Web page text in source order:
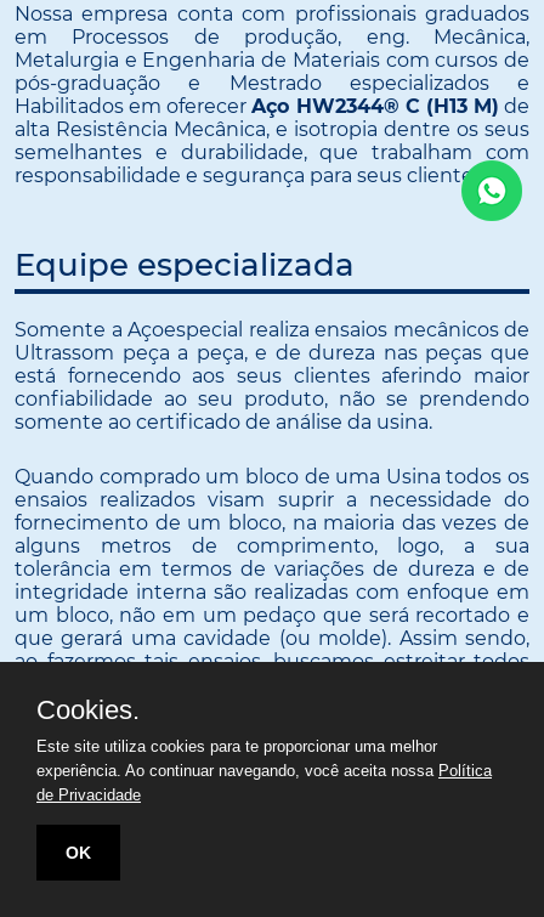
Nossa empresa conta com profissionais graduados
em Processos de produção, eng. Mecânica,
Metalurgia e Engenharia de Materiais com cursos de
pós-graduação e Mestrado especializados e
Habilitados em oferecerAço HW2344® C (H13 M) de
alta Resistência Mecânica, e isotropia dentre os seus
semelhantes e durabilidade, que trabalham com
responsabilidade e segurança para seus clientes.
Equipe especializada
Somente a Açoespecial realiza ensaios mecânicos de
Ultrassom peça a peça, e de dureza nas peças que
está fornecendo aos seus clientes aferindo maior
confiabilidade ao seu produto, não se prendendo
somente ao certificado de análise da usina.
Quando comprado um bloco de uma Usina todos os
ensaios realizados visam suprir a necessidade do
fornecimento de um bloco, na maioria das vezes de
alguns metros de comprimento, logo, a sua
tolerância em termos de variações de dureza e de
integridade interna são realizadas com enfoque em
um bloco, não em um pedaço que será recortado e
que gerará uma cavidade (ou molde). Assim sendo,
ao fazermos tais ensaios, buscamos estreitar todos
molde e não um bloco com alguns metros de
clientes os ensaios de Ultrassom e de dureza Brinell,
com equipamentos e equipes próprias.
Cookies.
Este site utiliza cookies para te proporcionar uma melhor
experiência. Ao continuar navegando, você aceita nossa Política
de Privacidade
OK